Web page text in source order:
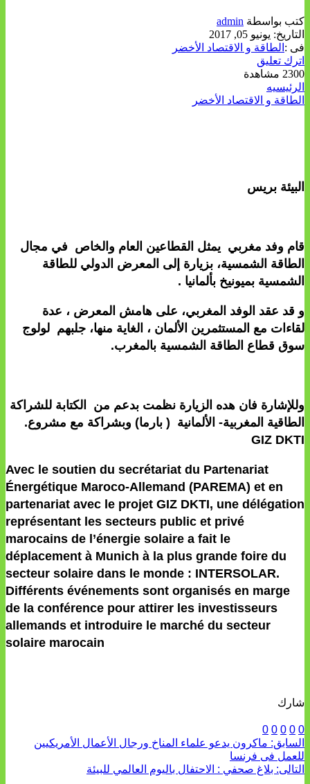
كتب بواسطة admin
التاريخ: يونيو 05, 2017
فى : الطاقة و الاقتصاد الأخضر
اترك تعليق
2300 مشاهدة
الرئيسيه
الطاقة و الاقتصاد الأخضر
البيئة بريس
قام وفد مغربي يمثل القطاعين العام والخاص في مجال
الطاقة الشمسية، بزيارة إلى المعرض الدولي للطاقة
الشمسية بميونيخ بألمانيا .
و قد عقد الوفد المغربي، على هامش المعرض ، عدة
لقاءات مع المستثمرين الألمان ، الغاية منها، جلبهم لولوج
سوق قطاع الطاقة الشمسية بالمغرب.
وللإشارة فان هده الزيارة نظمت بدعم من الكتابة للشراكة
الطاقية المغربية- الألمانية ( بارما) وبشراكة مع مشروع.
GIZ DKTI
Avec le soutien du secrétariat du Partenariat
Énergétique Maroco-Allemand (PAREMA) et en
partenariat avec le projet GIZ DKTI, une délégation
représentant les secteurs public et privé
marocains de l’énergie solaire a fait le
déplacement à Munich à la plus grande foire du
secteur solaire dans le monde : INTERSOLAR.
Différents événements sont organisés en marge
de la conférence pour attirer les investisseurs
allemands et introduire le marché du secteur
solaire marocain
شارك
0
0
0
0
0
السابق: ماكرون يدعو علماء المناخ ورجال الأعمال الأمريكيين
للعمل فى فرنسا
التالى: بلاغ صحفي : الاحتفال باليوم العالمي للبيئة